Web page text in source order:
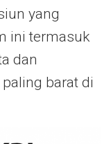
yang
ini termasuk
dan
barat di